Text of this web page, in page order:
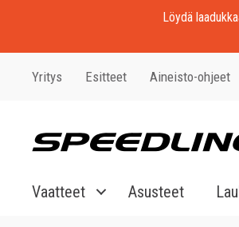
Löydä
Yritys Esitteet Aineisto-ohjeet
Vaatteet Asusteet